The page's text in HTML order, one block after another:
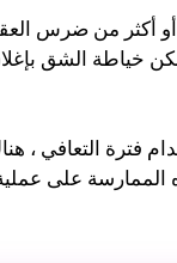
أكثر من ضرس
خياطة الشق
فترة التعافي ،
الممارسة على